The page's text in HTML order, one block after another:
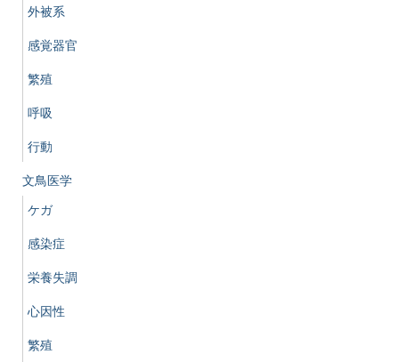
外被系
感覚器官
繁殖
呼吸
行動
文鳥医学
ケガ
感染症
栄養失調
心因性
繁殖